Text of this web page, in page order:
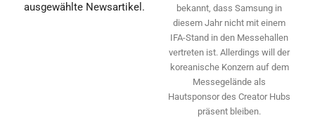
ausgewählte Newsartikel.
bekannt, dass Samsung in
diesem Jahr nicht mit einem
IFA-Stand in den Messehallen
vertreten ist. Allerdings will ­der
koreanische Konzern auf dem
Messegelände als
Hautsponsor des Creator Hubs
präsent bleiben.